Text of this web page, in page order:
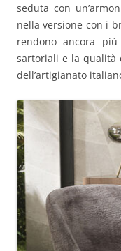
seduta con
nella versione con i
rendono ancora
sartoriali e la qualità
dell’artigianato